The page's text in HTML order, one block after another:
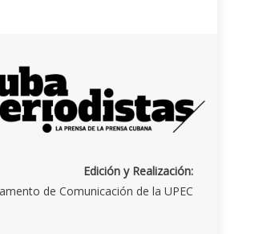
Edición y Realización:
de Comunicación de la UPEC